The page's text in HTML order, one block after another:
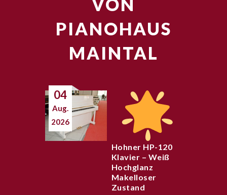
VON
PIANOHAUS
MAINTAL
04
Aug.
2026
Hohner HP-120
Klavier – Weiß
Hochglanz
Makelloser
Zustand